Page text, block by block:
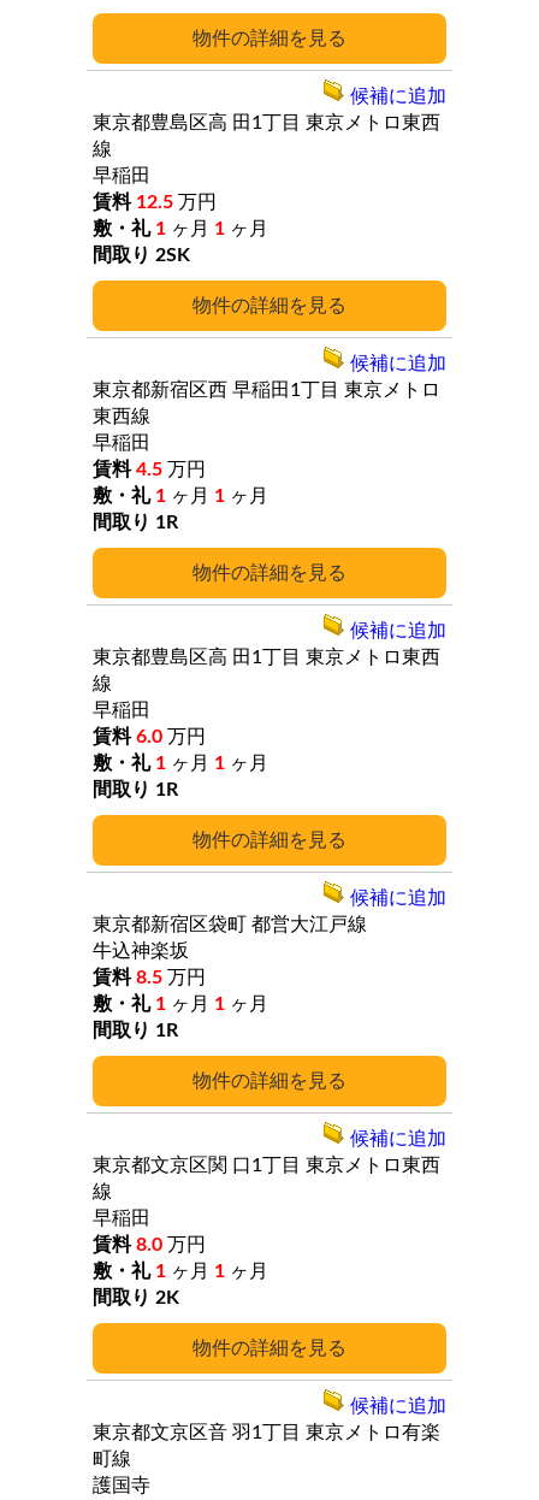
詳細
詳細
東京都豊島区高 田1丁目 東京メトロ東西
線
早稲田
12.5 万円
1 ヶ月 1 ヶ月
2SK
候補に追加
詳細
東京都新宿区西 早稲田1丁目 東京メトロ
東西線
早稲田
4.5 万円
1 ヶ月 1 ヶ月
1R
候補に追加
詳細
東京都豊島区高 田1丁目 東京メトロ東西
線
早稲田
6.0 万円
1 ヶ月 1 ヶ月
1R
候補に追加
詳細
東京都新宿区袋町 都営大江戸線
牛込神楽坂
8.5 万円
1 ヶ月 1 ヶ月
1R
候補に追加
詳細
東京都文京区関 口1丁目 東京メトロ東西
線
早稲田
8.0 万円
1 ヶ月 1 ヶ月
2K
候補に追加
東京都文京区音 羽1丁目 東京メトロ有楽
町線
護国寺
候補に追加